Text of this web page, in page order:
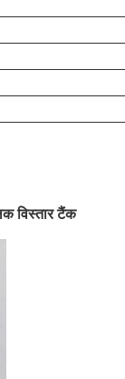
विस्तार टैंक